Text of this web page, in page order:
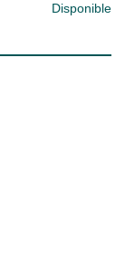
Disponible